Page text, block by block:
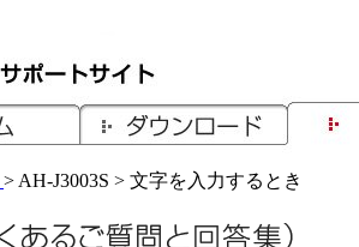
> AH-J3003S > 文字を入力するとき